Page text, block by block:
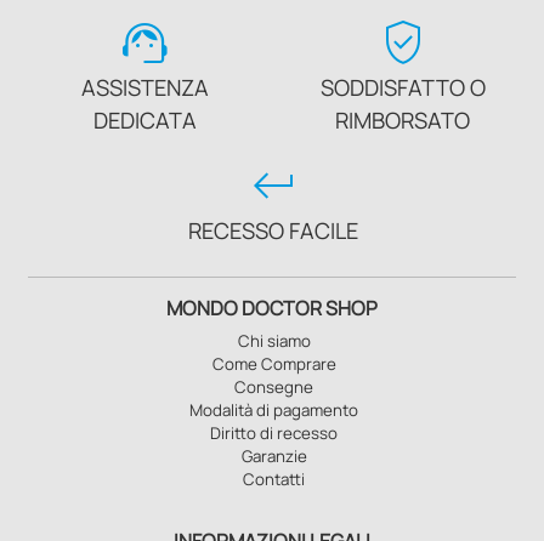
support_agent
ASSISTENZA
DEDICATA
verified_user
SODDISFATTO O
RIMBORSATO
keyboard_return
RECESSO FACILE
MONDO DOCTOR SHOP
Chi siamo
Come Comprare
Consegne
Modalità di pagamento
Diritto di recesso
Garanzie
Contatti